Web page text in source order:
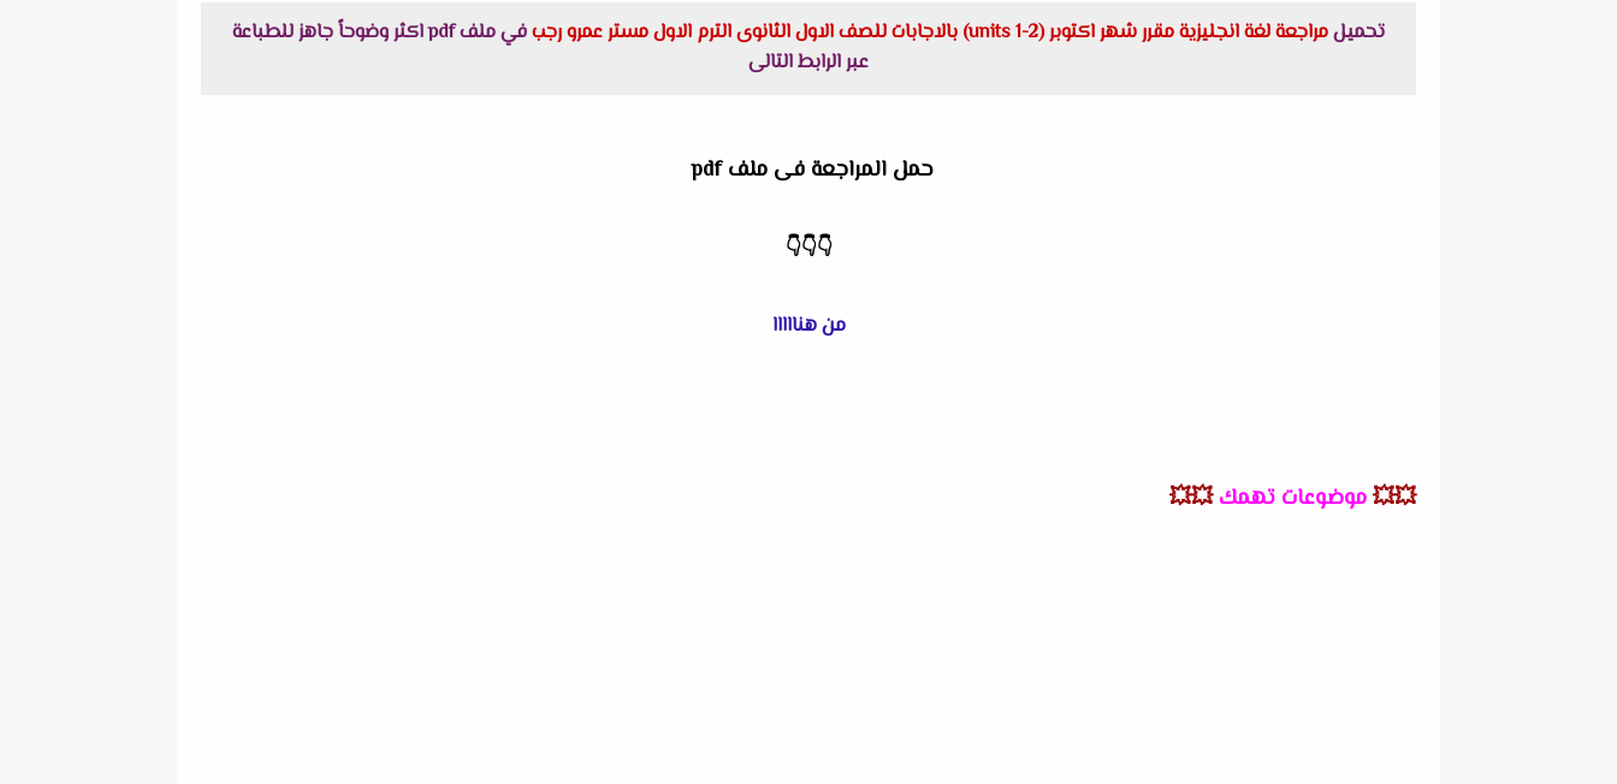
تحميلمراجعة لغة انجليزية مقرر شهر اكتوبر (units 1-2) بالاجابات للصف الاول الثانوى الترم الاول مستر عمرو رجب
في ملف pdf اكثر وضوحاً جاهز للطباعة
عبر الرابط التالى
حمل المراجعة فى ملف pdf
👇
👇
👇
من هنااااا
💥💥موضوعات تهمك 💥💥